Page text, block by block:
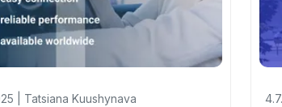
| Tatsiana Kuushynava